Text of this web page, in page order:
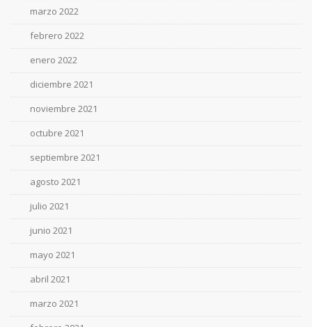
marzo 2022
febrero 2022
enero 2022
diciembre 2021
noviembre 2021
octubre 2021
septiembre 2021
agosto 2021
julio 2021
junio 2021
mayo 2021
abril 2021
marzo 2021